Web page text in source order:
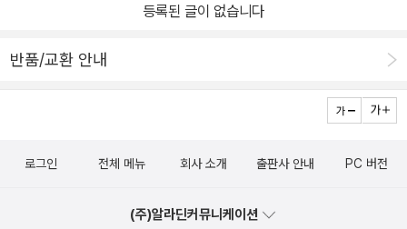
등록된 글이 없습니다
반품/교환 안내
로그인 전체 메뉴 회사 소개 출판사 안내 PC 버전
(주)알라딘커뮤니케이션